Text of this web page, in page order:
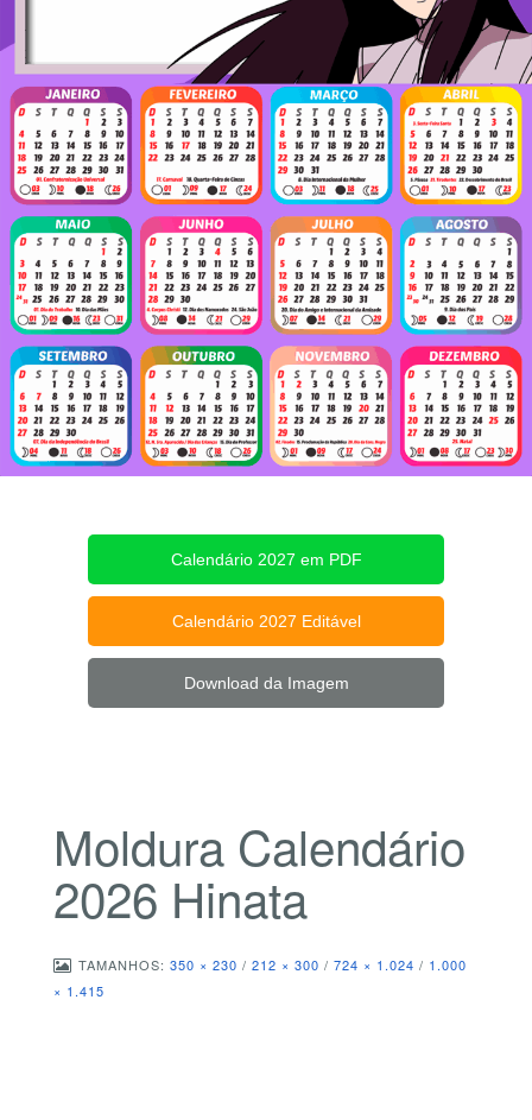
Calendário 2027 em PDF
Calendário 2027 Editável
Download da Imagem
Moldura Calendário
2026 Hinata
TAMANHOS: 350 × 230 / 212 × 300 / 724 × 1.024 / 1.000
× 1.415